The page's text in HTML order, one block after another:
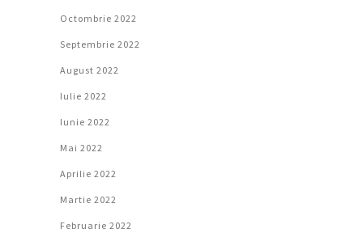
Octombrie 2022
Septembrie 2022
August 2022
Iulie 2022
Iunie 2022
Mai 2022
Aprilie 2022
Martie 2022
Februarie 2022